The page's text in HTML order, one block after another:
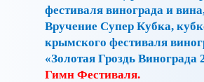
фестиваля винограда и
Вручение Супер Кубка,
крымского фестиваля
«Золотая Гроздь Винограда
Гимн Фестиваля.